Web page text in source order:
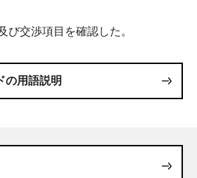
び交渉項目を確認した。
の用語説明